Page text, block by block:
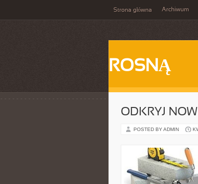
Strona główna Archiwum
ROSNĄ
ODKRYJ
POSTED BY ADMIN